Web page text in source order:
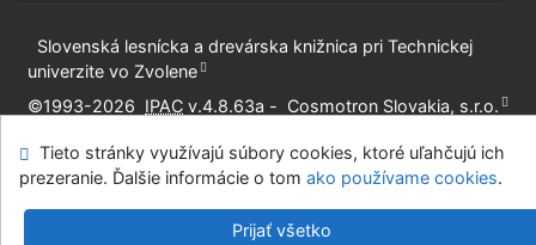
Slovenská lesnícka a drevárska knižnica pri Technickej
univerzite vo Zvolene
©1993-2026 IPAC v.4.8.63a - Cosmotron Slovakia, s.r.o.
Tieto stránky využívajú súbory cookies, ktoré uľahčujú ich
prezeranie. Ďalšie informácie o tom ako používame cookies.
Prijať všetko